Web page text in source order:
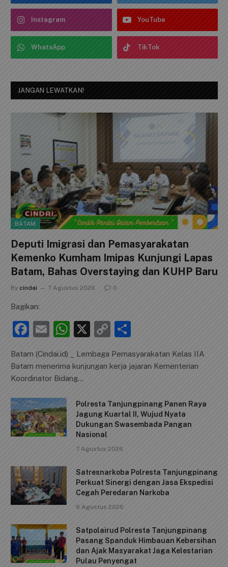
Instagram YouTube
WhatsApp TikTok
JANGAN LEWATKAN!
BATAM
Deputi Imigrasi dan Pemasyarakatan
Kemenko Kumham Imipas Kunjungi Lapas
Batam, Bahas Overstaying dan KUHP Baru
By cindai 7 Agustus 2026 0
Bagikan:
F
c
e
b
o
o
k
E
ai
l
W
at
s
p
p
X
C
p
n
k
ar
Batam (Cindai.id) _ Lembaga Pemasyarakatan Kelas IIA
Batam menerima kunjungan kerja jajaran Kementerian
Koordinator Bidang…
Polresta Tanjungpinang Panen Raya
Jagung Kuartal II, Wujud Nyata
Dukungan Swasembada Pangan
Nasional
7 Agustus 2026
Satresnarkoba Polresta Tanjungpinang
Perkuat Sinergi dengan Jasa Ekspedisi
Cegah Peredaran Narkoba
6 Agustus 2026
Satpolairud Polresta Tanjungpinang
Pasang Spanduk Himbauan Kebersihan
dan Ajak Masyarakat Jaga Kelestarian
Pulau Penyengat